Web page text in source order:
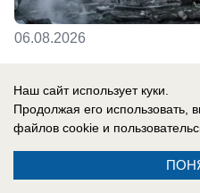
06.08.2026
Происшествия
Застолье с
прямо из поседелок
Наш сайт использует куки.
Продолжая его использовать,
файлов cookie и